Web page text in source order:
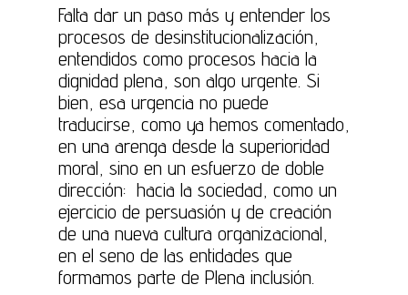
Falta dar un paso más y entender los
procesos de desinstitucionalización,
entendidos como procesos hacia la
dignidad plena, son algo urgente. Si
bien, esa urgencia no puede
traducirse, como ya hemos comentado,
en una arenga desde la superioridad
moral, sino en un esfuerzo de doble
dirección: hacia la sociedad, como un
ejercicio de persuasión y de creación
de una nueva cultura organizacional,
en el seno de las entidades que
formamos parte de Plena inclusión.